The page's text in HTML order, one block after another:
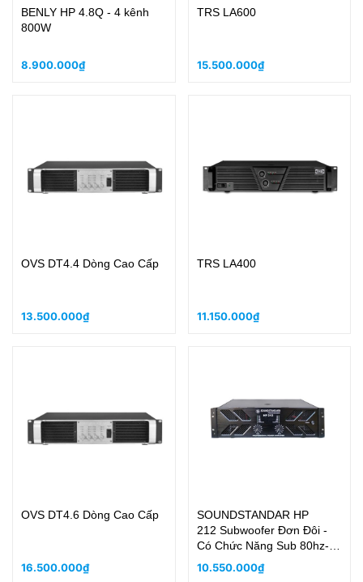
BENLY HP 4.8Q - 4 kênh
800W
8.900.000₫
TRS LA600
15.500.000₫
OVS DT4.4 Dòng Cao Cấp
13.500.000₫
TRS LA400
11.150.000₫
OVS DT4.6 Dòng Cao Cấp
16.500.000₫
SOUNDSTANDAR HP
212 Subwoofer Đơn Đôi -
Có Chức Năng Sub 80hz-
130Hz
10.550.000₫